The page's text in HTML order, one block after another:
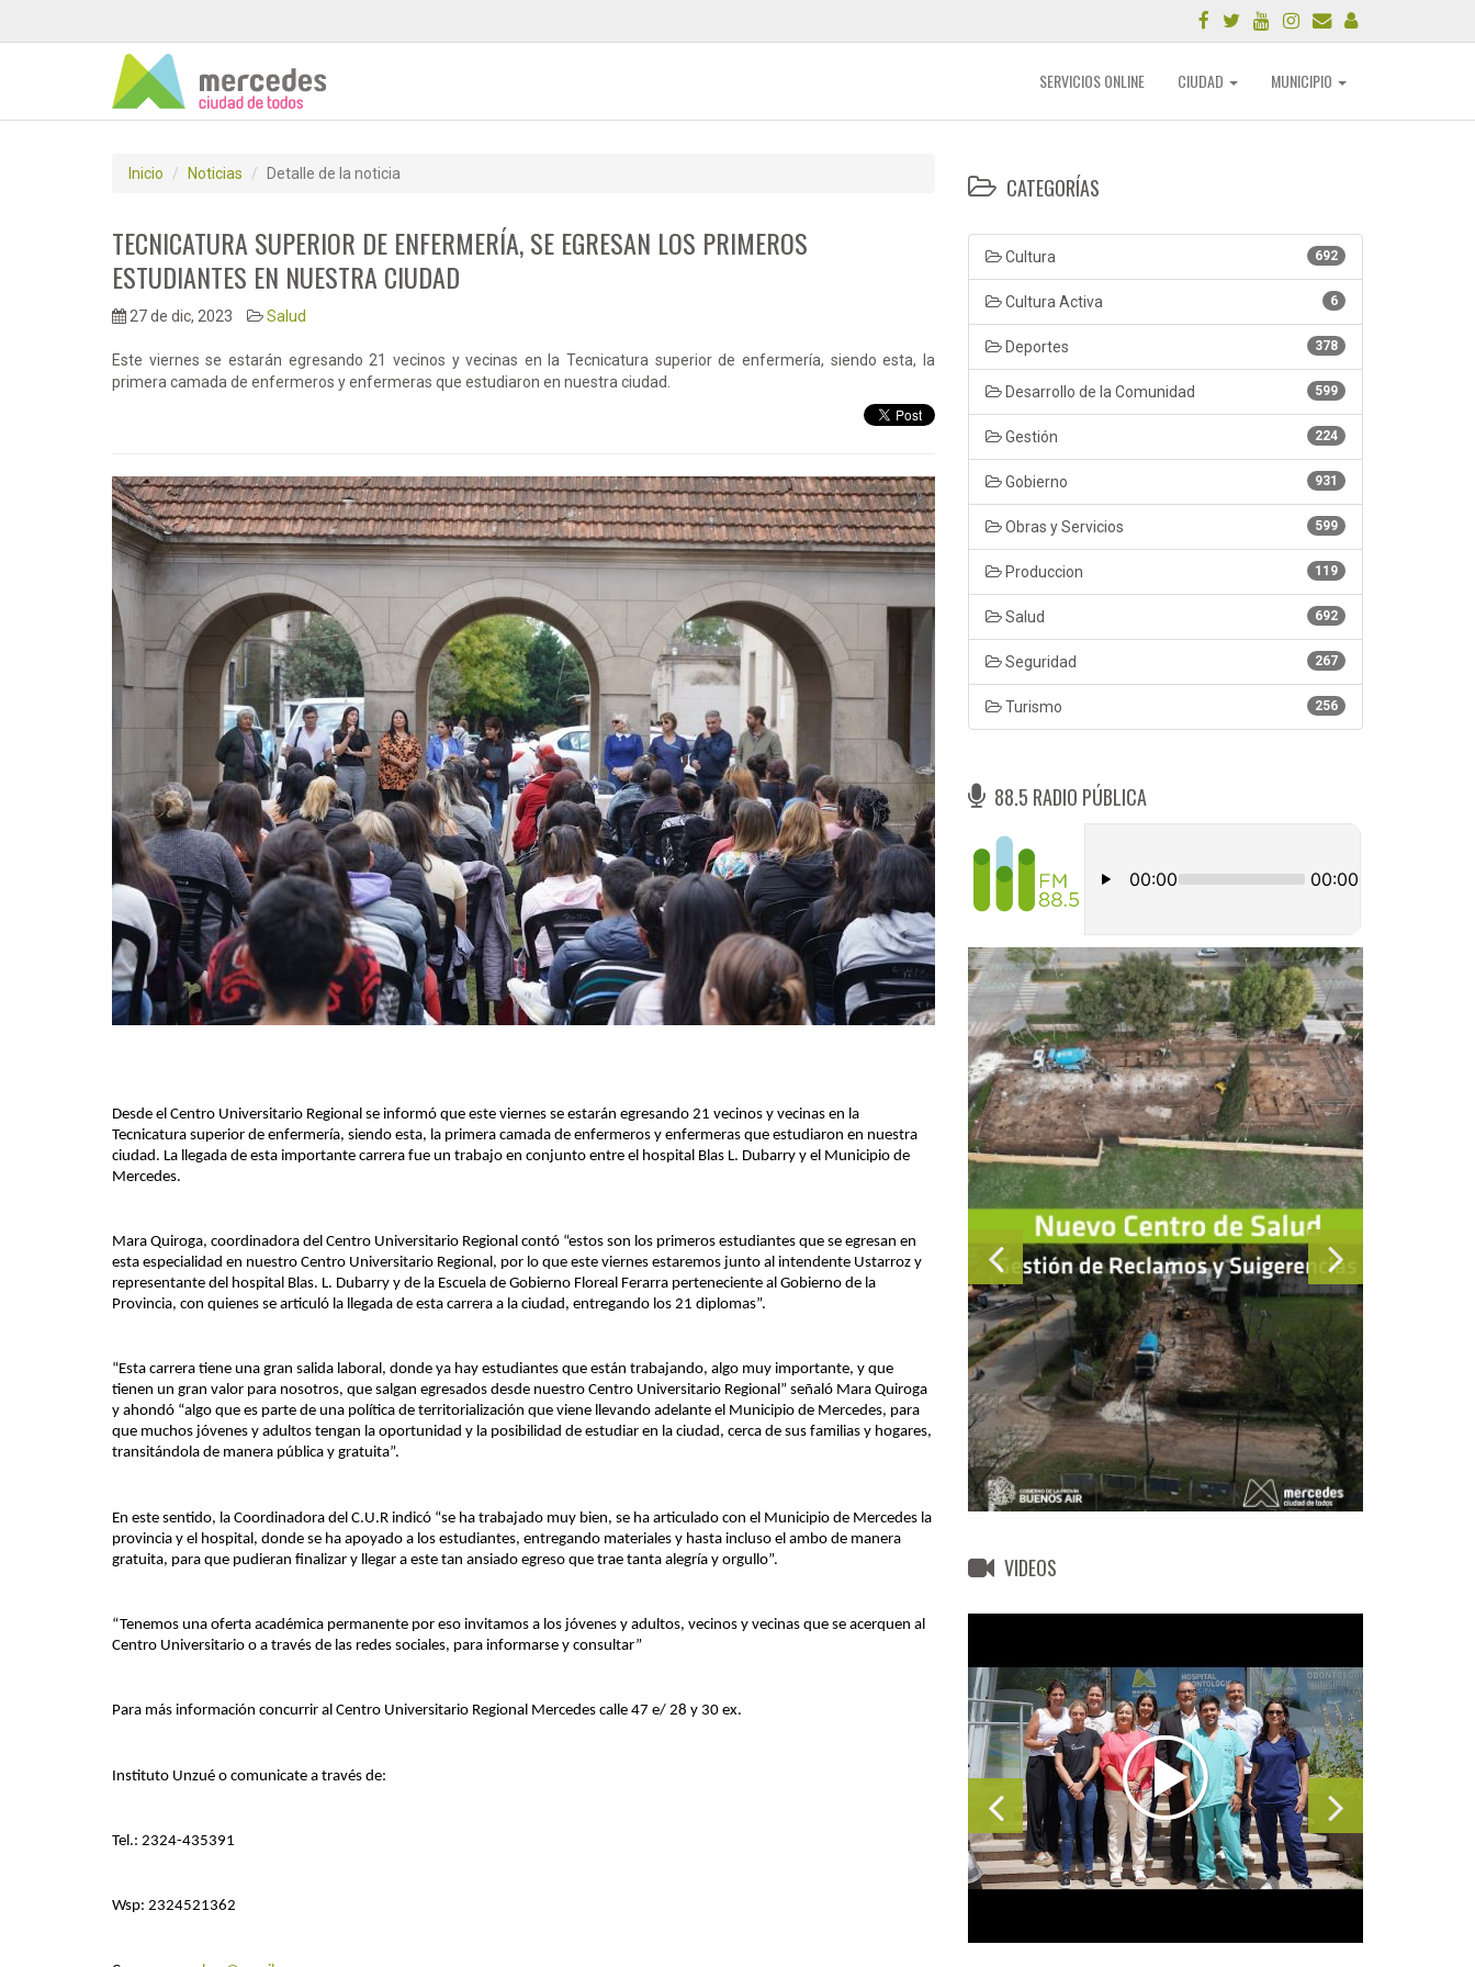
SERVICIOS ONLINE CIUDAD MUNICIPIO
Inicio Noticias Detalle de la noticia
TECNICATURA SUPERIOR DE ENFERMERÍA, SE EGRESAN LOS PRIMEROS
ESTUDIANTES EN NUESTRA CIUDAD
27 de dic, 2023 Salud
Este viernes se estarán egresando 21 vecinos y vecinas en la Tecnicatura superior de enfermería, siendo esta, la
primera camada de enfermeros y enfermeras que estudiaron en nuestra ciudad.
Desde el Centro Universitario Regional se informó que este viernes se estarán egresando 21 vecinos y vecinas en la
Tecnicatura superior de enfermería, siendo esta, la primera camada de enfermeros y enfermeras que estudiaron en nuestra
ciudad. La llegada de esta importante carrera fue un trabajo en conjunto entre el hospital Blas L. Dubarry y el Municipio de
Mercedes.
Mara Quiroga, coordinadora del Centro Universitario Regional contó “estos son los primeros estudiantes que se egresan en
esta especialidad en nuestro Centro Universitario Regional, por lo que este viernes estaremos junto al intendente Ustarroz y
representante del hospital Blas. L. Dubarry y de la Escuela de Gobierno Floreal Ferarra perteneciente al Gobierno de la
Provincia, con quienes se articuló la llegada de esta carrera a la ciudad, entregando los 21 diplomas”.
“Esta carrera tiene una gran salida laboral, donde ya hay estudiantes que están trabajando, algo muy importante, y que
tienen un gran valor para nosotros, que salgan egresados desde nuestro Centro Universitario Regional” señaló Mara Quiroga
y ahondó “algo que es parte de una política de territorialización que viene llevando adelante el Municipio de Mercedes, para
que muchos jóvenes y adultos tengan la oportunidad y la posibilidad de estudiar en la ciudad, cerca de sus familias y hogares,
transitándola de manera pública y gratuita”.
En este sentido, la Coordinadora del C.U.R indicó “se ha trabajado muy bien, se ha articulado con el Municipio de Mercedes la
provincia y el hospital, donde se ha apoyado a los estudiantes, entregando materiales y hasta incluso el ambo de manera
gratuita, para que pudieran finalizar y llegar a este tan ansiado egreso que trae tanta alegría y orgullo”.
“Tenemos una oferta académica permanente por eso invitamos a los jóvenes y adultos, vecinos y vecinas que se acerquen al
Centro Universitario o a través de las redes sociales, para informarse y consultar”
Para más información concurrir al Centro Universitario Regional Mercedes calle 47 e/ 28 y 30 ex.
Instituto Unzué o comunicate a través de:
Tel.: 2324-435391
Wsp: 2324521362
CATEGORÍAS
692
Cultura
6
Cultura Activa
378
Deportes
599
Desarrollo de la Comunidad
224
Gestión
931
Gobierno
599
Obras y Servicios
119
Produccion
692
Salud
267
Seguridad
256
Turismo
88.5 RADIO PÚBLICA
VIDEOS